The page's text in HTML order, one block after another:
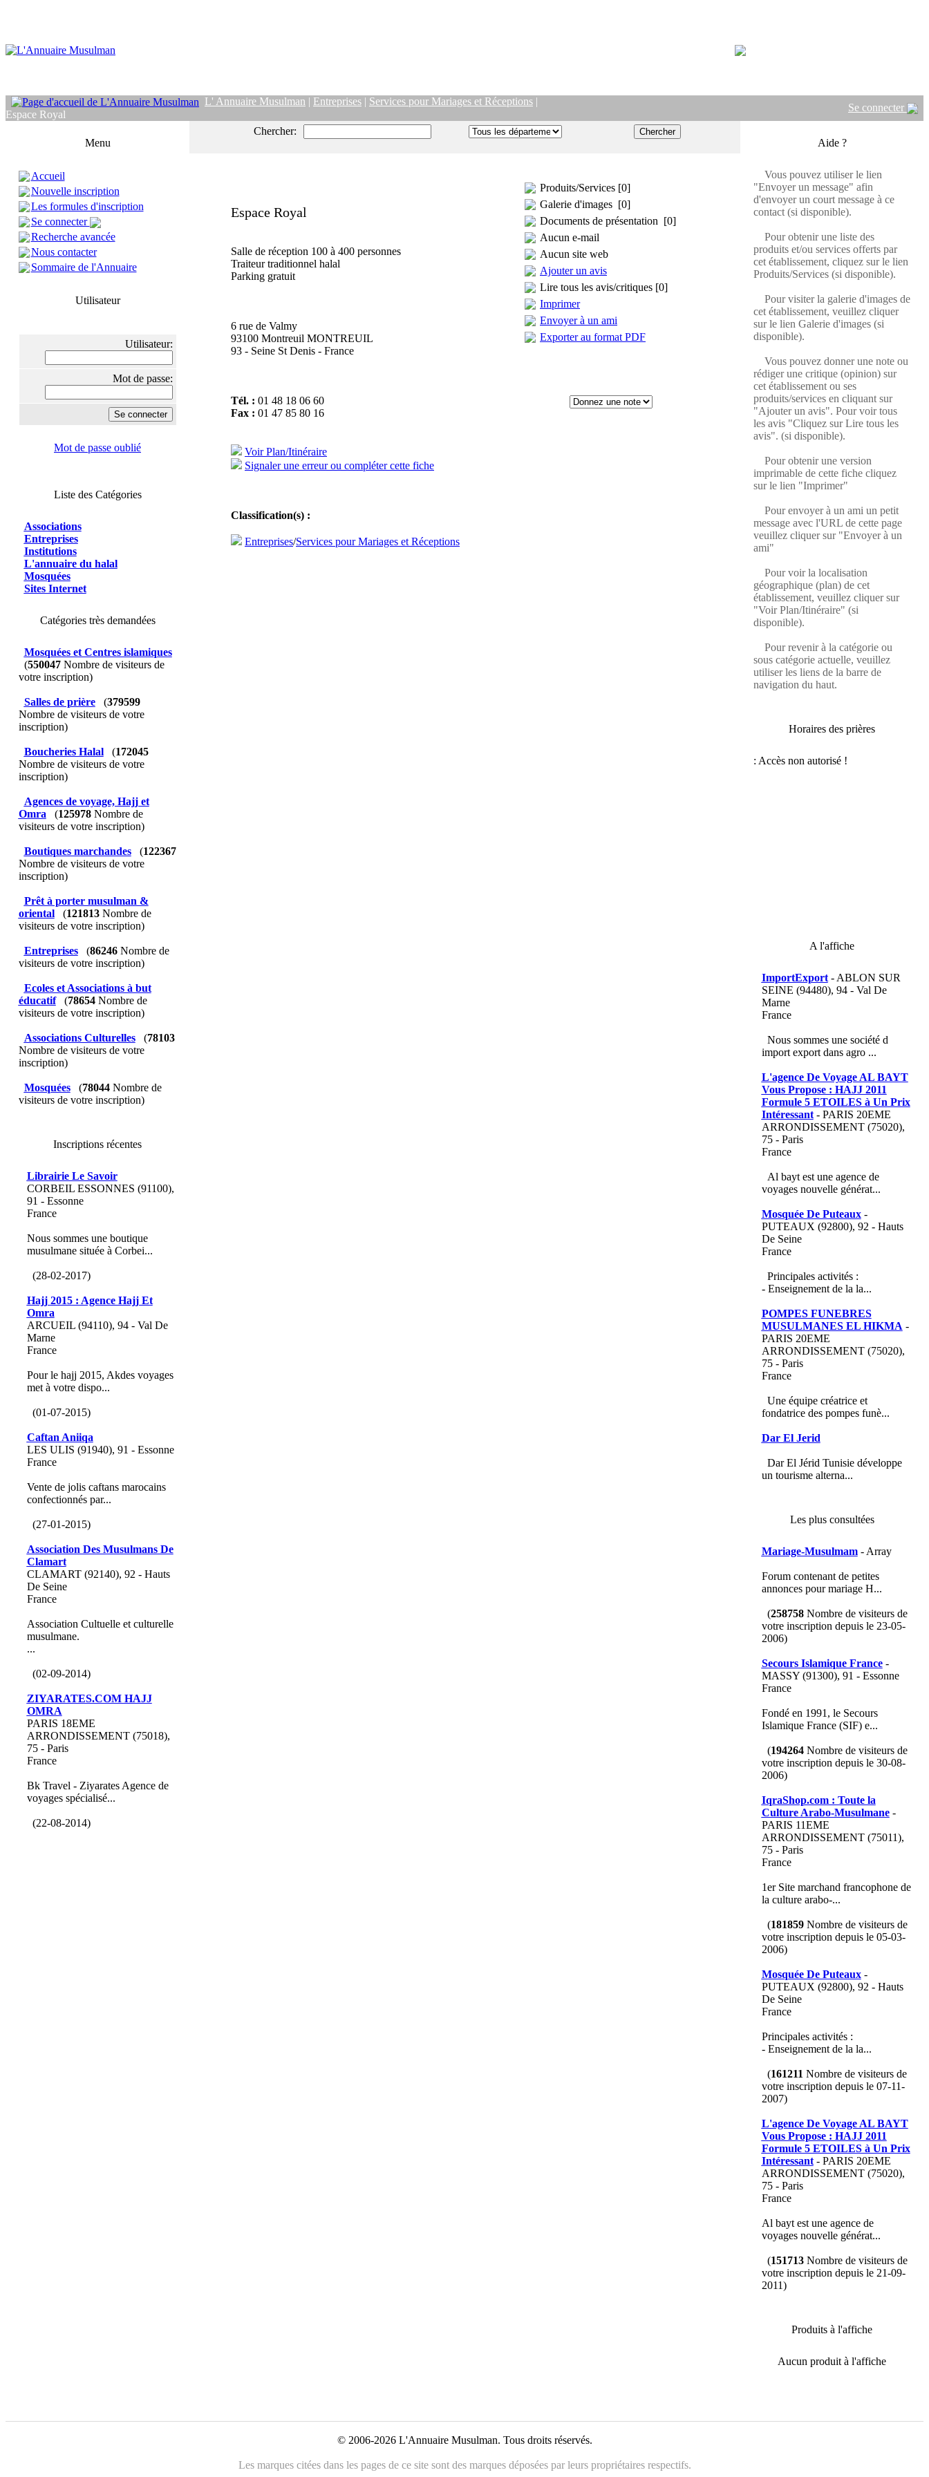
L' Annuaire Musulman | Entreprises | Services pour Mariages et Réceptions |
Espace Royal
Se connecter
Menu
Accueil
Nouvelle inscription
Les formules d'inscription
Se connecter
Recherche avancée
Nous contacter
Sommaire de l'Annuaire
Utilisateur
Utilisateur:
Mot de passe:
Mot de passe oublié
Liste des Catégories
Associations
Entreprises
Institutions
L'annuaire du halal
Mosquées
Sites Internet
Catégories très demandées
Mosquées et Centres islamiques
(550047Nombre de visiteurs de
votre inscription)
Salles de prière (379599
Nombre de visiteurs de votre
inscription)
Boucheries Halal (172045
Nombre de visiteurs de votre
inscription)
Agences de voyage, Hajj et
Omra
(125978Nombre de
visiteurs de votre inscription)
Boutiques marchandes (122367
Nombre de visiteurs de votre
inscription)
Prêt à porter musulman &
oriental
(121813Nombre de
visiteurs de votre inscription)
Entreprises (86246Nombre de
visiteurs de votre inscription)
Ecoles et Associations à but
éducatif
(78654Nombre de
visiteurs de votre inscription)
Associations Culturelles (78103
Nombre de visiteurs de votre
inscription)
Mosquées (78044Nombre de
visiteurs de votre inscription)
Inscriptions récentes
Librairie Le Savoir
CORBEIL ESSONNES (91100),
91 - Essonne
France
Nous sommes une boutique
musulmane située à Corbei...
(28-02-2017)
Hajj 2015 : Agence Hajj Et
Omra
ARCUEIL (94110), 94 - Val De
Marne
France
Pour le hajj 2015, Akdes voyages
met à votre dispo...
(01-07-2015)
Caftan Aniiqa
LES ULIS (91940), 91 - Essonne
France
Vente de jolis caftans marocains
confectionnés par...
(27-01-2015)
Association Des Musulmans De
Clamart
CLAMART (92140), 92 - Hauts
De Seine
France
Association Cultuelle et culturelle
musulmane.
...
(02-09-2014)
ZIYARATES.COM HAJJ
OMRA
PARIS 18EME
ARRONDISSEMENT (75018),
75 - Paris
France
Bk Travel - Ziyarates Agence de
voyages spécialisé...
(22-08-2014)
Chercher:
Espace Royal
Salle de réception 100 à 400 personnes
Traiteur traditionnel halal
Parking gratuit
6 rue de Valmy
93100 Montreuil MONTREUIL
93 - Seine St Denis - France
Tél. : 01 48 18 06 60
Fax : 01 47 85 80 16
Voir Plan/Itinéraire
Signaler une erreur ou compléter cette fiche
Classification(s) :
Entreprises/Services pour Mariages et Réceptions
Produits/Services [0]
Galerie d'images [0]
Documents de présentation [0]
Aucun e-mail
Aucun site web
Ajouter un avis
Lire tous les avis/critiques [0]
Imprimer
Envoyer à un ami
Exporter au format PDF
Aide ?
Vous pouvez utiliser le lien
"Envoyer un message" afin
d'envoyer un court message à ce
contact (si disponible).
Pour obtenir une liste des
produits et/ou services offerts par
cet établissement, cliquez sur le lien
Produits/Services (si disponible).
Pour visiter la galerie d'images de
cet établissement, veuillez cliquer
sur le lien Galerie d'images (si
disponible).
Vous pouvez donner une note ou
rédiger une critique (opinion) sur
cet établissement ou ses
produits/services en cliquant sur
"Ajouter un avis". Pour voir tous
les avis "Cliquez sur Lire tous les
avis". (si disponible).
Pour obtenir une version
imprimable de cette fiche cliquez
sur le lien "Imprimer"
Pour envoyer à un ami un petit
message avec l'URL de cette page
veuillez cliquer sur "Envoyer à un
ami"
Pour voir la localisation
géographique (plan) de cet
établissement, veuillez cliquer sur
"Voir Plan/Itinéraire" (si
disponible).
Pour revenir à la catégorie ou
sous catégorie actuelle, veuillez
utiliser les liens de la barre de
navigation du haut.
Horaires des prières
A l'affiche
ImportExport- ABLON SUR
SEINE (94480), 94 - Val De
Marne
France
Nous sommes une société d
import export dans agro ...
L'agence De Voyage AL BAYT
Vous Propose : HAJJ 2011
Formule 5 ETOILES à Un Prix
Intéressant- PARIS 20EME
ARRONDISSEMENT (75020),
75 - Paris
France
Al bayt est une agence de
voyages nouvelle générat...
Mosquée De Puteaux-
PUTEAUX (92800), 92 - Hauts
De Seine
France
Principales activités :
- Enseignement de la la...
POMPES FUNEBRES
MUSULMANES EL HIKMA -
PARIS 20EME
ARRONDISSEMENT (75020),
75 - Paris
France
Une équipe créatrice et
fondatrice des pompes funè...
Dar El Jerid
Dar El Jérid Tunisie développe
un tourisme alterna...
Les plus consultées
Mariage-Musulmam- Array
Forum contenant de petites
annonces pour mariage H...
(258758Nombre de visiteurs de
votre inscription depuis le 23-05-
2006)
Secours Islamique France-
MASSY (91300), 91 - Essonne
France
Fondé en 1991, le Secours
Islamique France (SIF) e...
(194264Nombre de visiteurs de
votre inscription depuis le 30-08-
2006)
IqraShop.com : Toute la
Culture Arabo-Musulmane-
PARIS 11EME
ARRONDISSEMENT (75011),
75 - Paris
France
1er Site marchand francophone de
la culture arabo-...
(181859Nombre de visiteurs de
votre inscription depuis le 05-03-
2006)
Mosquée De Puteaux-
PUTEAUX (92800), 92 - Hauts
De Seine
France
Principales activités :
- Enseignement de la la...
(161211 Nombre de visiteurs de
votre inscription depuis le 07-11-
2007)
L'agence De Voyage AL BAYT
Vous Propose : HAJJ 2011
Formule 5 ETOILES à Un Prix
Intéressant- PARIS 20EME
ARRONDISSEMENT (75020),
75 - Paris
France
Al bayt est une agence de
voyages nouvelle générat...
(151713Nombre de visiteurs de
votre inscription depuis le 21-09-
2011)
Produits à l'affiche
Aucun produit à l'affiche
© 2006-2026 L'Annuaire Musulman. Tous droits réservés.
Les marques citées dans les pages de ce site sont des marques déposées par leurs propriétaires respectifs.